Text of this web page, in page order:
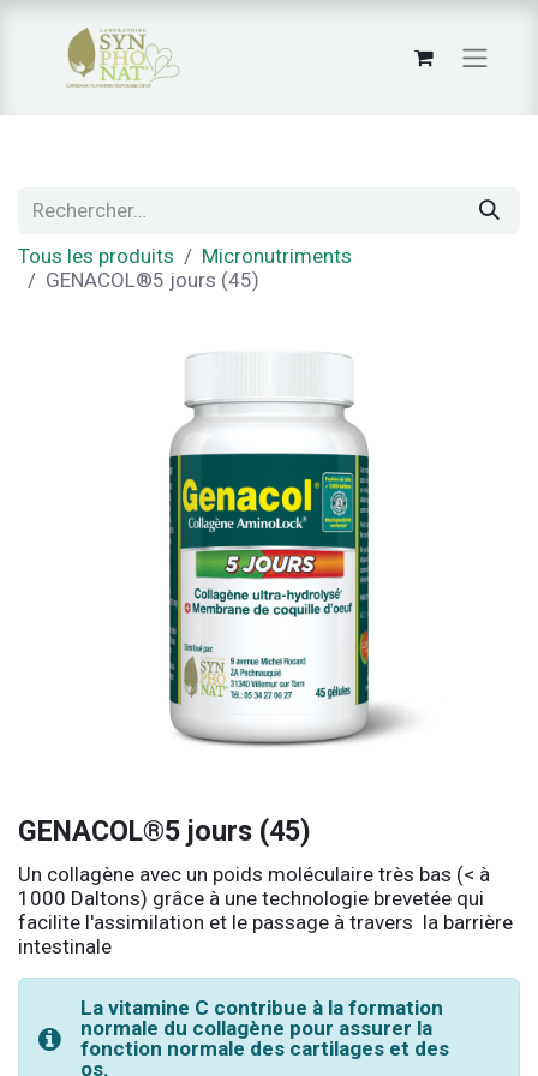
Tous les produits
Micronutriments
GENACOL®5 jours (45)
GENACOL®5 jours (45)
Un collagène avec un poids moléculaire très bas (< à
1000 Daltons) grâce à une technologie brevetée qui
facilite l'assimilation et le passage à travers la barrière
intestinale
La vitamine C contribue à la formation
normale du collagène pour assurer la
fonction normale des cartilages et des
os.